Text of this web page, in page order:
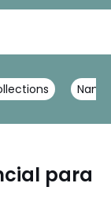
para